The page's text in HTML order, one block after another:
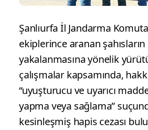
Şanlıurfa İl Jandarma
ekiplerince aranan şahısların
yakalanmasına yönelik
çalışmalar kapsamında,
“uyuşturucu ve uyarıcı
yapma veya sağlama”
kesinleşmiş hapis cezası